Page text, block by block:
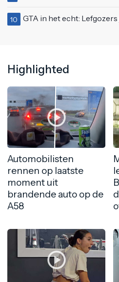
10 GTA in het echt: Lefgozers jatten
Highlighted
Automobilisten
rennen op laatste
moment uit
brandende auto op de
A58